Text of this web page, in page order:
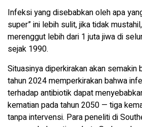
Infeksi yang disebabkan oleh apa
super” ini lebih sulit, jika tidak
merenggut lebih dari 1 juta jiwa di
sejak 1990.
Situasinya diperkirakan akan semakin
tahun 2024 memperkirakan bahwa
terhadap antibiotik dapat
kematian pada tahun 2050 — tiga
tanpa intervensi. Para peneliti di